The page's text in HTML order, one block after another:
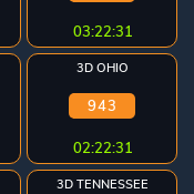
03:22:31
3D OHIO
943
02:22:31
3D TENNESSEE